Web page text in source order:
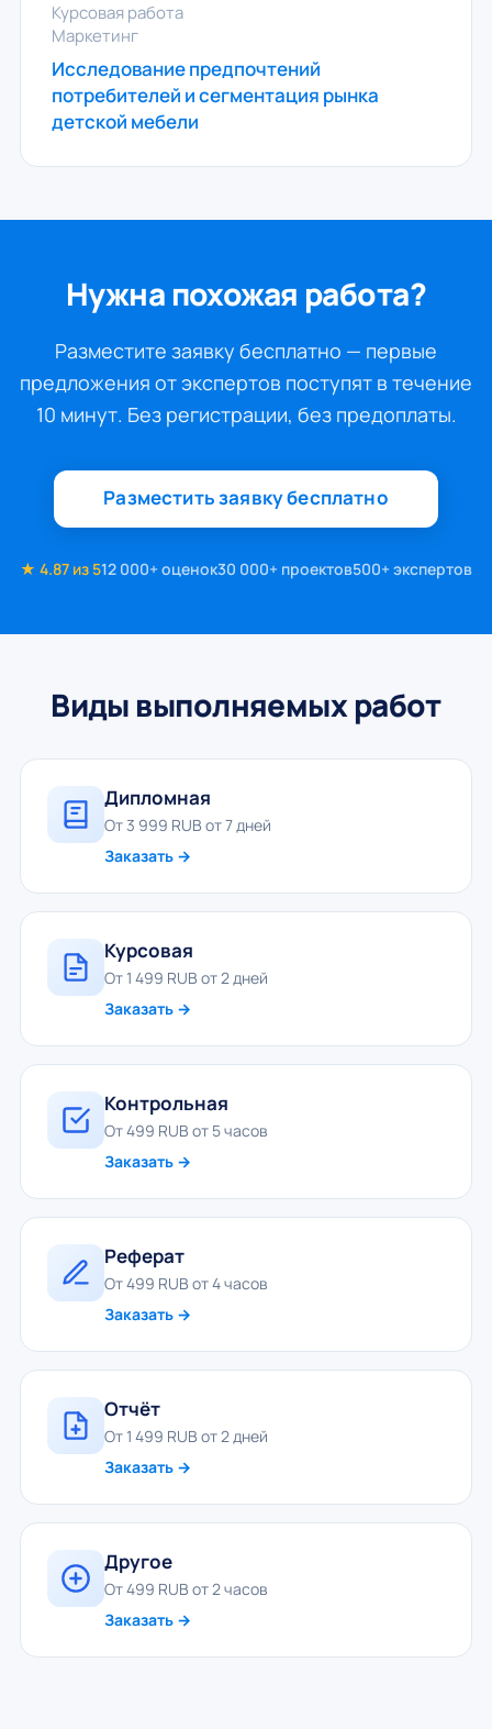
Курсовая работа
Маркетинг
Исследование предпочтений
потребителей и сегментация рынка
детской мебели
Нужна похожая работа?
Разместите заявку бесплатно — первые
предложения от экспертов поступят в течение
10 минут. Без регистрации, без предоплаты.
Разместить заявку бесплатно
★ 4.87 из 512 000+ оценок30 000+ проектов500+ экспертов
Виды выполняемых работ
Дипломная
От 3 999 RUB от 7 дней
Заказать →
Курсовая
От 1 499 RUB от 2 дней
Заказать →
Контрольная
От 499 RUB от 5 часов
Заказать →
Реферат
От 499 RUB от 4 часов
Заказать →
Отчёт
От 1 499 RUB от 2 дней
Заказать →
Другое
От 499 RUB от 2 часов
Заказать →